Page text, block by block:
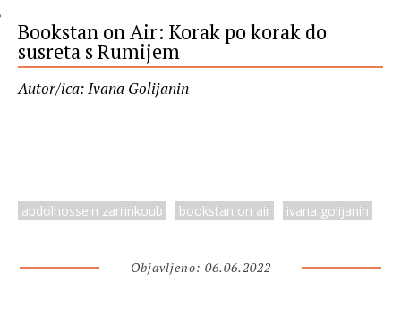
Bookstan on Air: Korak po korak do
susreta s Rumijem
Autor/ica: Ivana Golijanin
abdolhossein zarrinkoub bookstan on air ivana golijanin
Objavljeno: 06.06.2022